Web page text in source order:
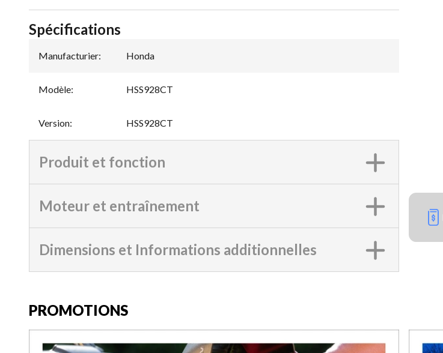
Spécifications
Manufacturier: Honda
Modèle: HSS928CT
Version: HSS928CT
Produit et fonction
Moteur et entraînement
Dimensions et Informations additionnelles
PROMOTIONS